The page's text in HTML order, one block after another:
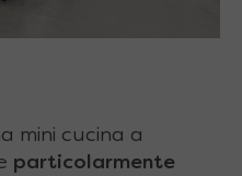
mini cucina a
particolarmente